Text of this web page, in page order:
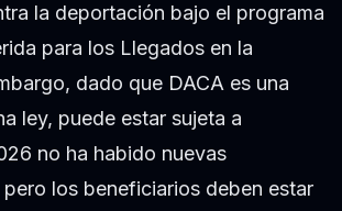
la deportación bajo el programa
para los Llegados en la
dado que DACA es una
ley, puede estar sujeta a
no ha habido nuevas
los beneficiarios deben estar